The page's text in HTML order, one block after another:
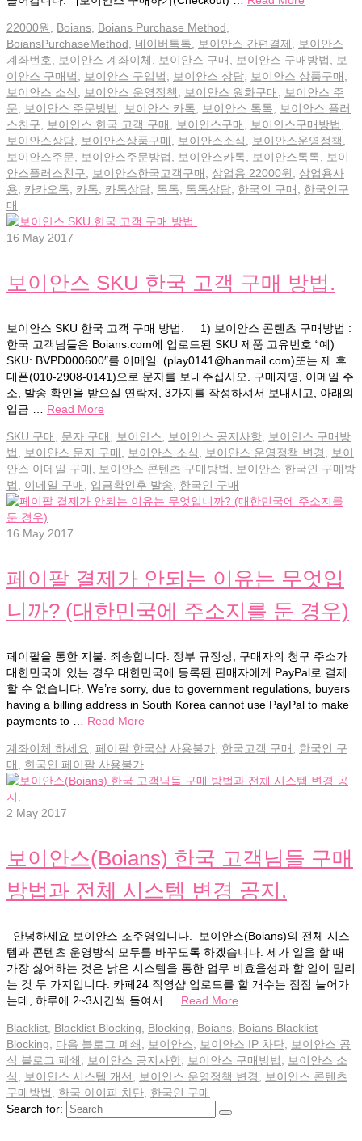
22000원 Boians Boians Purchase Method
BoiansPurchaseMethod
네이버톡톡 보이안스 간편결제
보이안스
계좌번호
보이안스 계좌이체 보이안스 구매 보이안스 구매방법
보
이안스 구매법
보이안스 구입법 보이안스 상담 보이안스 상품구매
보이안스 소식
보이안스 운영정책 보이안스 원화구매
보이안스 주
문
보이안스 주문방법 보이안스 카톡 보이안스 톡톡
보이안스 플러
스친구
보이안스 한국 고객 구매 보이안스구매 보이안스구매방법
보이안스상담
보이안스상품구매 보이안스소식 보이안스운영정책
보이안스주문
보이안스주문방법 보이안스카톡 보이안스톡톡
보이
안스플러스친구
보이안스한국고객구매 상업용 22000원
상업용사
용
카카오톡 카톡 카톡상담 톡톡 톡톡상담 한국인 구매
한국인구
매
16 May 2017
보이안스 SKU 한국 고객 구매 방법.
보이안스 SKU 한국 고객 구매 방법. 1) 보이안스 콘텐츠 구매방법 :
한국 고객님들은 Boians.com에 업로드된 SKU 제품 고유번호 “예)
SKU: BVPD000600″를 이메일 (play0141@hanmail.com)또는 제 휴
대폰(010-2908-0141)으로 문자를 보내주십시오. 구매자명, 이메일 주
소, 발송 확인을 받으실 연락처, 3가지를 작성하셔서 보내시고, 아래의
입금 … Read More
SKU 구매 문자 구매 보이안스 보이안스 공지사항
보이안스 구매방
법
보이안스 문자 구매 보이안스 소식 보이안스 운영정책 변경
보이
안스 이메일 구매
보이안스 콘텐츠 구매방법
보이안스 한국인 구매방
법
이메일 구매 입금확인후 발송 한국인 구매
16 May 2017
페이팔 결제가 안되는 이유는 무엇입
니까? (대한민국에 주소지를 둔 경우)
페이팔을 통한 지불: 죄송합니다. 정부 규정상, 구매자의 청구 주소가
대한민국에 있는 경우 대한민국에 등록된 판매자에게 PayPal로 결제
할 수 없습니다. We’re sorry, due to government regulations, buyers
having a billing address in South Korea cannot use PayPal to make
payments to … Read More
계좌이체 하세요 페이팔 한국샵 사용불가 한국고객 구매
한국인 구
매
한국인 페이팔 사용불가
2 May 2017
보이안스(Boians) 한국 고객님들 구매
방법과 전체 시스템 변경 공지.
안녕하세요 보이안스 조주영입니다. 보이안스(Boians)의 전체 시스
템과 콘텐츠 운영방식 모두를 바꾸도록 하겠습니다. 제가 일을 할 때
가장 싫어하는 것은 낡은 시스템을 통한 업무 비효율성과 할 일이 밀리
는 것 두 가지입니다. 카페24 직영샵 업로드를 할 개수는 점점 늘어가
는데, 하루에 2~3시간씩 들여서 … Read More
Blacklist Blacklist Blocking Blocking Boians Boians Blacklist
Blocking
다음 블로그 폐쇄 보이안스 보이안스 IP 차단
보이안스 공
식 블로그 폐쇄
보이안스 공지사항 보이안스 구매방법
보이안스 소
식
보이안스 시스템 개선 보이안스 운영정책 변경
보이안스 콘텐츠
구매방법
한국 아이피 차단 한국인 구매
Search for: